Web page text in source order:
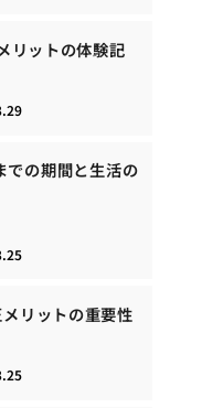
リットの体験記
での期間と生活の
リットの重要性